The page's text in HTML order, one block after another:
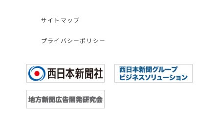
サイトマップ
プライバシーポリシー